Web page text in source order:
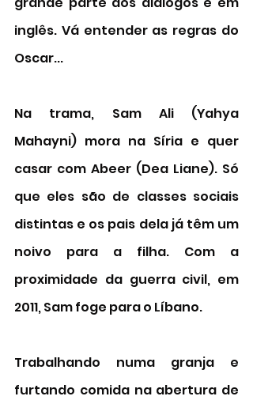
inglês. Vá entender as regras do
Oscar...
Na trama, Sam Ali (Yahya
Mahayni) mora na Síria e quer
casar com Abeer (Dea Liane). Só
que eles são de classes sociais
distintas e os pais dela já têm um
noivo para a filha. Com a
proximidade da guerra civil, em
2011, Sam foge para o Líbano.
Trabalhando numa granja e
furtando comida na abertura de